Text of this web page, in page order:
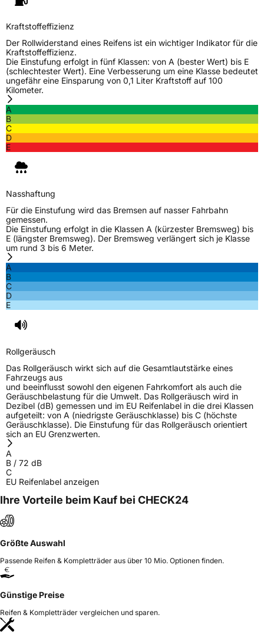
ZustandNeureifen
VerstärktXL
EU Label
Rollgeräusch (dB)72
FahrzeugklasseC1
3PMSF / Schneeflockensymbol / Alpine-Symbol
Allgemeine Produktsicherheit (GPSR)
Kraftstoffeffizienz
Der Rollwiderstand eines Reifens ist ein wichtiger Indikator für die
Kraftstoffeffizienz.
Die Einstufung erfolgt in fünf Klassen: von A (bester Wert) bis E
(schlechtester Wert). Eine Verbesserung um eine Klasse bedeutet
ungefähr eine Einsparung von 0,1 Liter Kraftstoff auf 100
Kilometer.
A
B
C
D
E
Nasshaftung
Für die Einstufung wird das Bremsen auf nasser Fahrbahn
gemessen.
Die Einstufung erfolgt in die Klassen A (kürzester Bremsweg) bis
E (längster Bremsweg). Der Bremsweg verlängert sich je Klasse
um rund 3 bis 6 Meter.
A
B
C
D
E
Rollgeräusch
Das Rollgeräusch wirkt sich auf die Gesamtlautstärke eines
Fahrzeugs aus
und beeinflusst sowohl den eigenen Fahrkomfort als auch die
Geräuschbelastung für die Umwelt. Das Rollgeräusch wird in
Dezibel (dB) gemessen und im EU Reifenlabel in die drei Klassen
aufgeteilt: von A (niedrigste Geräuschklasse) bis C (höchste
Geräuschklasse). Die Einstufung für das Rollgeräusch orientiert
sich an EU Grenzwerten.
A
B / 72 dB
C
EU Reifenlabel anzeigen
Ihre Vorteile beim Kauf bei CHECK24
Größte Auswahl
Passende Reifen & Kompletträder aus über 10 Mio. Optionen finden.
Günstige Preise
Reifen & Kompletträder vergleichen und sparen.